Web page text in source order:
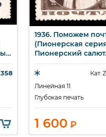
358
Быстрый
1936. Поможем
(Пионерская
Пионерский салют.
15 к.
Кат. Z
Линейная 11
Глубокая печать
1 600 ₽